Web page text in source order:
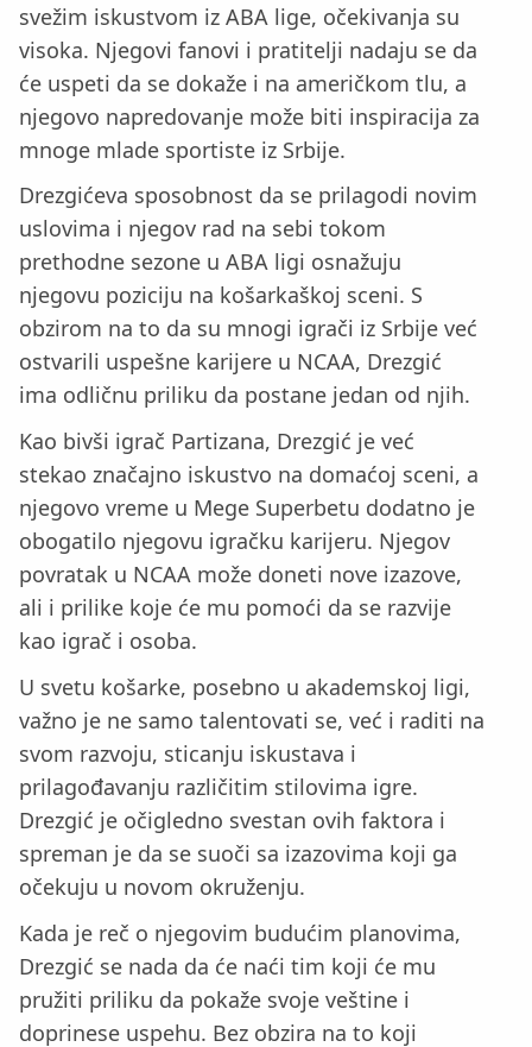
svežim iskustvom iz ABA lige, očekivanja su
visoka. Njegovi fanovi i pratitelji nadaju se da
će uspeti da se dokaže i na američkom tlu, a
njegovo napredovanje može biti inspiracija za
mnoge mlade sportiste iz Srbije.
Drezgićeva sposobnost da se prilagodi novim
uslovima i njegov rad na sebi tokom
prethodne sezone u ABA ligi osnažuju
njegovu poziciju na košarkaškoj sceni. S
obzirom na to da su mnogi igrači iz Srbije već
ostvarili uspešne karijere u NCAA, Drezgić
ima odličnu priliku da postane jedan od njih.
Kao bivši igrač Partizana, Drezgić je već
stekao značajno iskustvo na domaćoj sceni, a
njegovo vreme u Mege Superbetu dodatno je
obogatilo njegovu igračku karijeru. Njegov
povratak u NCAA može doneti nove izazove,
ali i prilike koje će mu pomoći da se razvije
kao igrač i osoba.
U svetu košarke, posebno u akademskoj ligi,
važno je ne samo talentovati se, već i raditi na
svom razvoju, sticanju iskustava i
prilagođavanju različitim stilovima igre.
Drezgić je očigledno svestan ovih faktora i
spreman je da se suoči sa izazovima koji ga
očekuju u novom okruženju.
Kada je reč o njegovim budućim planovima,
Drezgić se nada da će naći tim koji će mu
pružiti priliku da pokaže svoje veštine i
doprinese uspehu. Bez obzira na to koji